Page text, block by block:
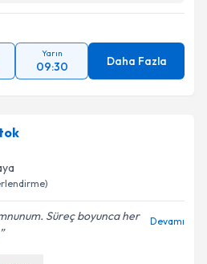
Yarın
09:30 Daha Fazla
Süreç boyunca her